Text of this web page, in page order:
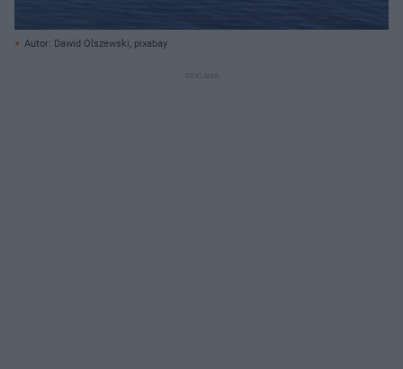
Autor: Dawid Olszewski, pixabay